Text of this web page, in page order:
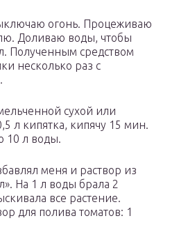
огонь. Процеживаю
Доливаю воды, чтобы
Полученным средством
несколько раз с
сухой или
л кипятка, кипячу 15 мин.
10 л воды.
меня и раствор из
На 1 л воды брала 2
все растение.
для полива томатов: 1